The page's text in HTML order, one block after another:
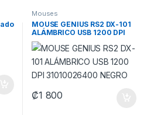
Mouses
MOUSE GENIUS RS2 DX-101
ALÁMBRICO USB 1200 DPI
31010026400 NEGRO
₡1 800